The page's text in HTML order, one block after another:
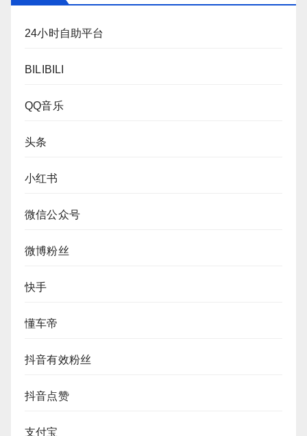
24小时自助平台
BILIBILI
QQ音乐
头条
小红书
微信公众号
微博粉丝
快手
懂车帝
抖音有效粉丝
抖音点赞
支付宝